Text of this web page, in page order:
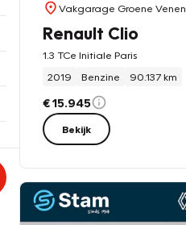
Vakgarage Groene Venen
Renault Clio
1.3 TCe Initiale Paris
2019
Benzine 90.137 km
€ 15.945
Bekijk